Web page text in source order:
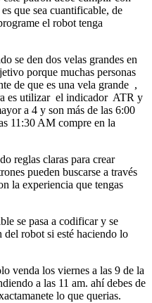
que sea cuantificable, de
el robot tenga
se den dos velas grandes en
porque muchas personas
de que es una vela grande ,
es utilizar el indicador ATR y
a 4 y son más de las 6:00
11:30 AM compre en la
reglas claras para crear
pueden buscarse a través
la experiencia que tengas
se pasa a codificar y se
del robot si esté haciendo lo
venda los viernes a las 9 de la
a las 11 am. ahí debes de
lo que querias.